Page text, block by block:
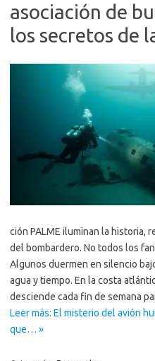
asociación de
los secretos de
ción PALME iluminan la historia,
del bombardero. No todos los
Algunos duermen en silencio
agua y tiempo. En la costa
desciende cada fin de semana
Leer más: El misterio del avión
que… »